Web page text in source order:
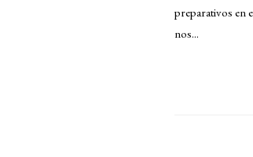
preparativos en
nos...